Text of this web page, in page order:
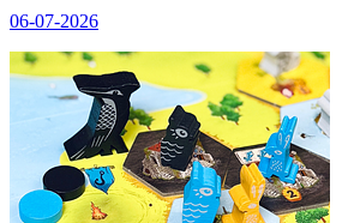
06-07-2026